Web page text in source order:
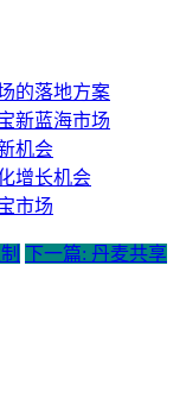
的落地方案
新蓝海市场
机会
增长机会
市场
下一篇: 丹麦共享